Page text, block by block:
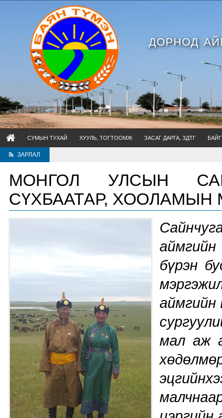
ДОРНОД
СУМЫН ТУХАЙ ХУУЛЬ, ТОГТООМЖ ЗАСАГ ДАРГА, ЗДТГ
ЗАРЛАЛ
МОНГОЛ УЛСЫН
СҮХБААТАР, ХООЛАМЫН
бүрэн
аймгийн
мал аж